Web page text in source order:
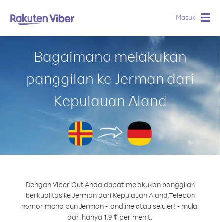
Masuk
Bagaimana melakukan
panggilan ke Jerman dari
Kepulauan Aland
Dengan Viber Out Anda dapat melakukan panggilan
berkualitas ke Jerman dari Kepulauan Aland.Telepon
nomor mana pun Jerman - landline atau seluler! - mulai
dari hanya 1.9 ¢ per menit.